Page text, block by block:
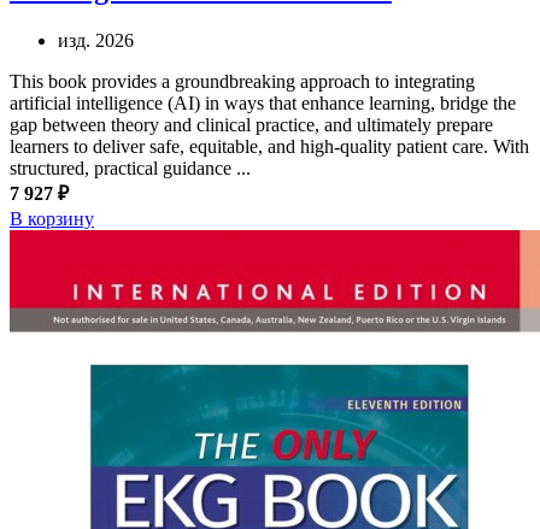
изд. 2026
This book provides a groundbreaking approach to integrating
artificial intelligence (AI) in ways that enhance learning, bridge the
gap between theory and clinical practice, and ultimately prepare
learners to deliver safe, equitable, and high-quality patient care. With
structured, practical guidance ...
7 927 ₽
В корзину